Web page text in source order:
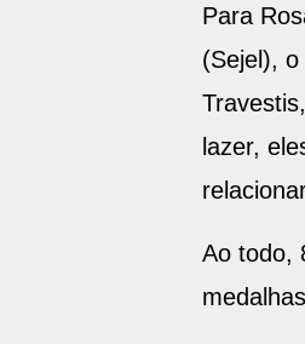
Para
(Sejel),
lazer,
Ao todo,